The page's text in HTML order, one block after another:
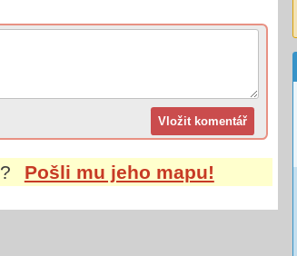
? Pošli mu jeho mapu!